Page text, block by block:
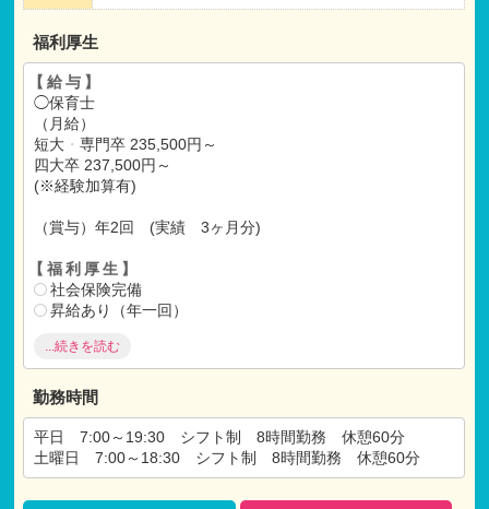
福利厚生
【給与】
◯保育士
（月給）
短大・ 専門卒 235,500円～
四大卒 237,500円～
(※経験加算有)
（賞与）年2回 (実績 3ヶ月分)
【福利厚生】
社会保険完備
昇給あり（年一回）
退職金共済あり
研修制度有
マイカー通勤可
各種祝い金あり
求職あり
テーマパークなどの割引、映画の割引、宿泊施設の割引な
どの共済に加入
...続きを読む
勤務時間
平日 7:00～19:30 シフト制 8時間勤務 休憩60分
土曜日 7:00～18:30 シフト制 8時間勤務 休憩60分